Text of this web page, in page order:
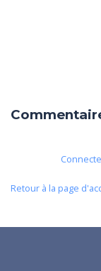
Retour à la page